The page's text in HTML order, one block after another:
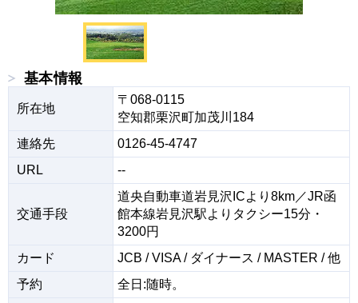
基本情報
所在地
〒068-0115
空知郡栗沢町加茂川184
連絡先
0126-45-4747
URL
--
交通手段
道央自動車道岩見沢ICより8km／JR函
館本線岩見沢駅よりタクシー15分・
3200円
カード
JCB / VISA / ダイナース / MASTER / 他
予約
全日:随時。